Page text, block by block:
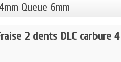
Queue 6mm
2 dents DLC carbure